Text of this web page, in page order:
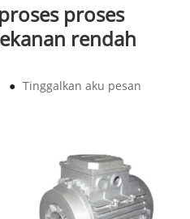
proses
rendah
● Tinggalkan aku pesan